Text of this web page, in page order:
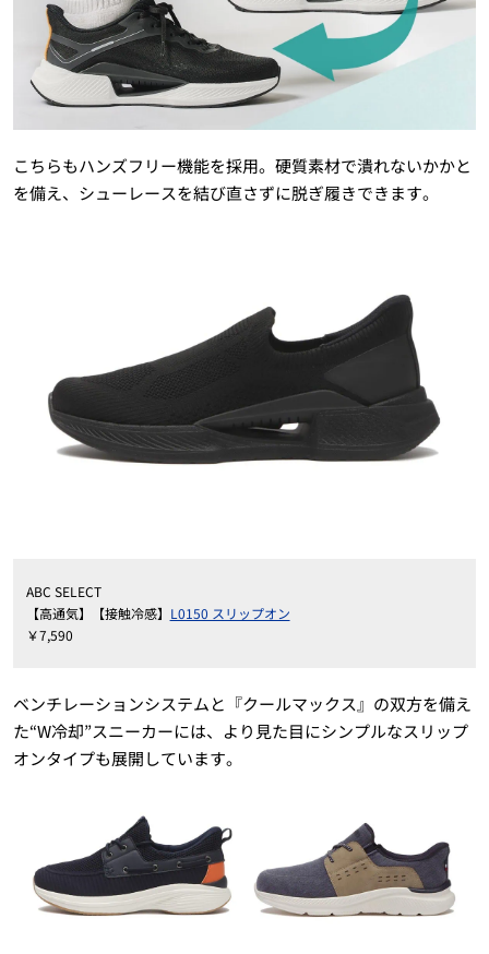
こちらもハンズフリー機能を採用。硬質素材で潰れないかかと
を備え、シューレースを結び直さずに脱ぎ履きできます。
ABC SELECT
【高通気】【接触冷感】 L0150 スリップオン
￥7,590
ベンチレーションシステムと『クールマックス』の双方を備え
た“W冷却”スニーカーには、より見た目にシンプルなスリップ
オンタイプも展開しています。